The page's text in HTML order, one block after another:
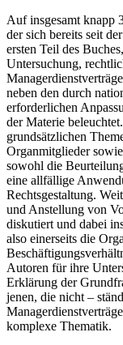
Auf insgesamt knapp
der sich bereits seit
ersten Teil des
Untersuchung,
neben den durch
erforderlichen
der Materie
grundsätzlichen
Organmitglieder
sowohl die
eine allfällige
Rechtsgestaltung.
und Anstellung von
diskutiert und dabei
also einerseits die
Autoren für ihre
Erklärung der
jenen, die nicht –
komplexe Thematik.